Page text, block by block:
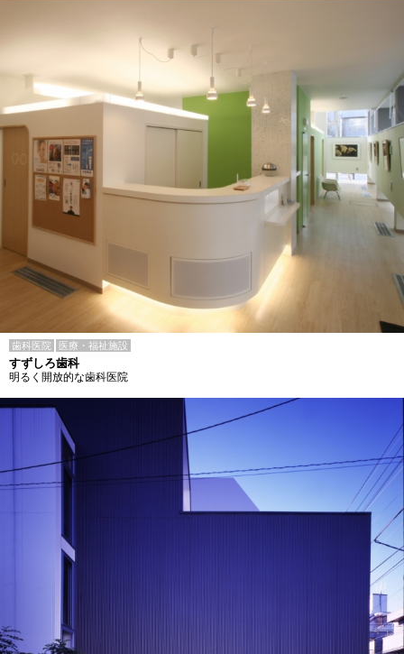
歯科医院 医療・福祉施設
すずしろ歯科
明るく開放的な歯科医院